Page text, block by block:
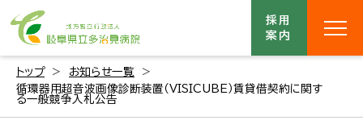
採用
案内
トップ
お知らせ一覧
循環器用超音波画像診断装置（VISICUBE）賃貸借契約に関す
る一般競争入札公告